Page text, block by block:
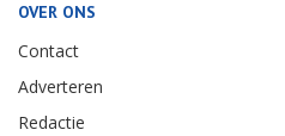
OVER ONS
Contact
Adverteren
Redactie